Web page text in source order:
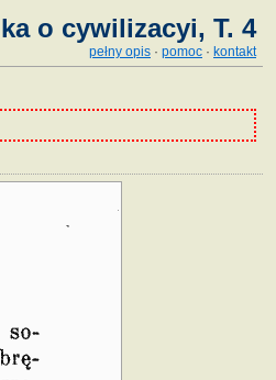
o cywilizacyi, T. 4
pełny opis · pomoc · kontakt